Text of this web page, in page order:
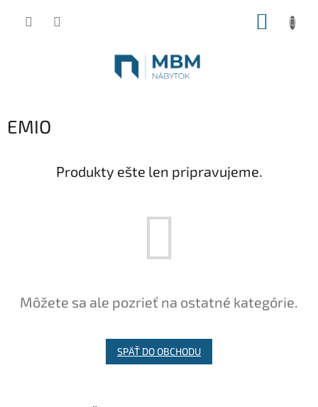
EMIO
Produkty ešte len pripravujeme.
Môžete sa ale pozrieť na ostatné kategórie.
SPÄŤ DO OBCHODU